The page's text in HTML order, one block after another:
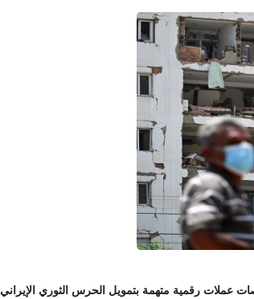
رقمية متهمة بتمويل الحرس الثوري الإيراني